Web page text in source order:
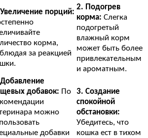
порций:
корма,
за реакцией
2. Подогрев
корма: Слегка
подогретый
влажный корм
может быть более
привлекательным
и ароматным.
добавок: По
можно
добавки
3. Создание
спокойной
обстановки:
Убедитесь, что
кошка ест в тихом